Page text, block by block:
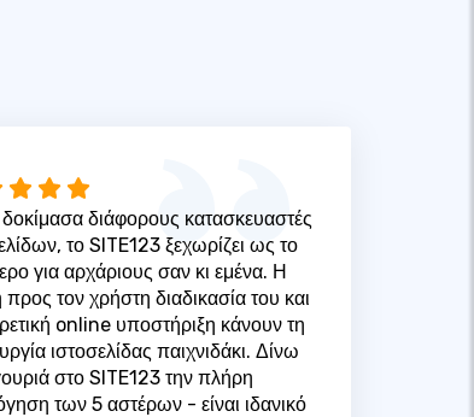
διάφορους κατασκευαστές
το SITE123 ξεχωρίζει ως το
για αρχάριους σαν κι εμένα. Η
προς τον χρήστη διαδικασία του και
online υποστήριξη κάνουν τη
ιστοσελίδας παιχνιδάκι. Δίνω
στο SITE123 την πλήρη
των 5 αστέρων - είναι ιδανικό